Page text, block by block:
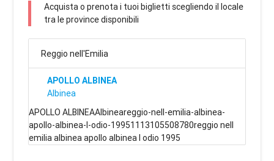
Acquista o prenota i tuoi biglietti scegliendo il locale
tra le province disponibili
Reggio nell'Emilia
APOLLO ALBINEA
Albinea
APOLLO ALBINEAAlbineareggio-nell-emilia-albinea-
apollo-albinea-l-odio-19951113105508780reggio nell
emilia albinea apollo albinea l odio 1995